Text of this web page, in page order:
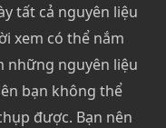
tất cả nguyên liệu
xem có thể nắm
những nguyên liệu
bạn không thể
được. Bạn nên